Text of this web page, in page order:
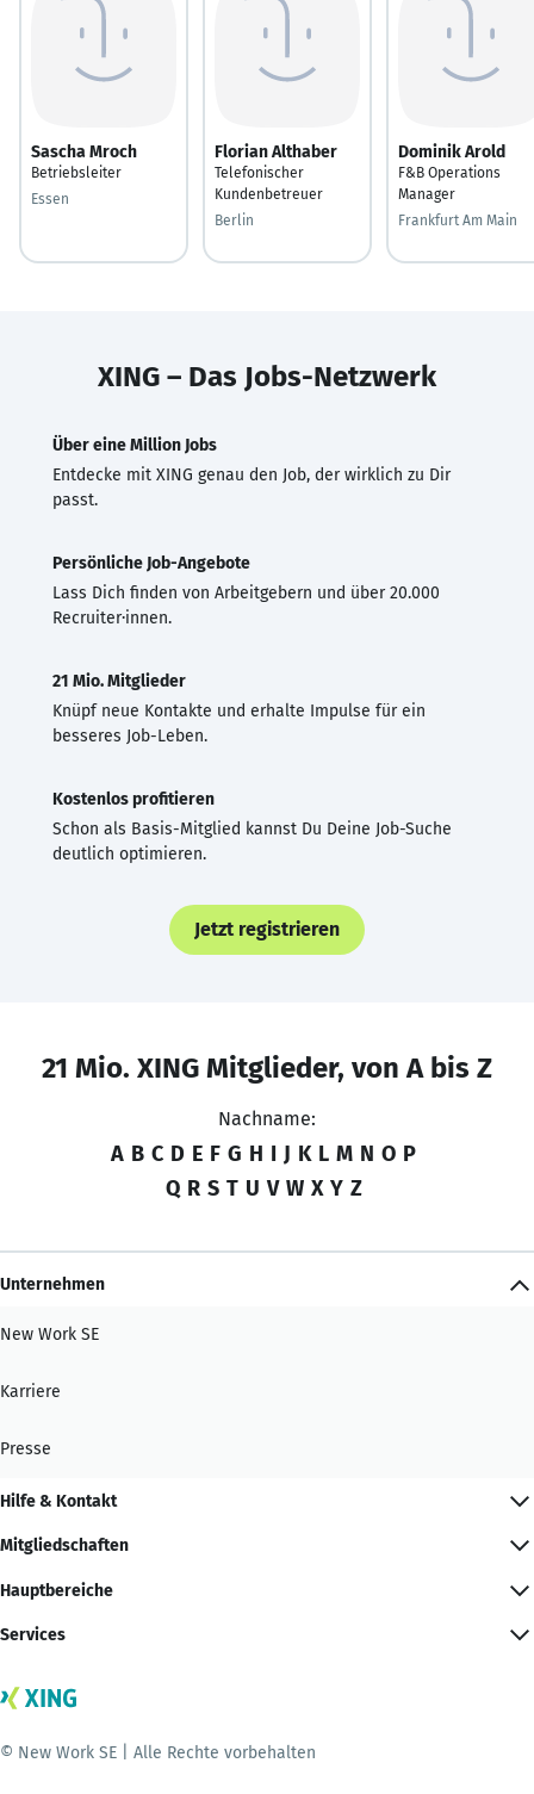
Sascha Mroch
Betriebsleiter
Essen
Florian Althaber
Telefonischer
Kundenbetreuer
Berlin
Dominik Arold
F&B Operations
Manager
Frankfurt Am Main
XING – Das Jobs-Netzwerk
Über eine Million Jobs
Entdecke mit XING genau den Job, der wirklich zu Dir
passt.
Persönliche Job-Angebote
Lass Dich finden von Arbeitgebern und über 20.000
Recruiter·innen.
21 Mio. Mitglieder
Knüpf neue Kontakte und erhalte Impulse für ein
besseres Job-Leben.
Kostenlos profitieren
Schon als Basis-Mitglied kannst Du Deine Job-Suche
deutlich optimieren.
Jetzt registrieren
21 Mio. XING Mitglieder, von A bis Z
Nachname:
A B C D E F G H I J K L M N O P
Q R S T U V W X Y Z
Unternehmen
New Work SE
Karriere
Presse
Hilfe & Kontakt
Mitgliedschaften
Hauptbereiche
Services
© New Work SE | Alle Rechte vorbehalten